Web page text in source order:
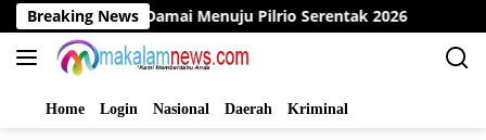
Langsung
ke
konten
Breaking News
Damai Menuju Pilrio Serentak 2026 Dinas PMD
Home Login Nasional Daerah Kriminal